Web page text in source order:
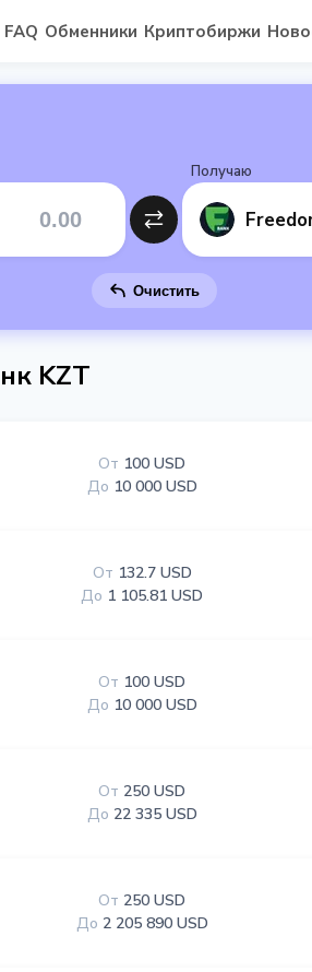
FAQ Обменники Криптобиржи
Получаю
Очистить
KZT
От 100 USD
До 10 000 USD
От 132.7 USD
До 1 105.81 USD
От 100 USD
До 10 000 USD
От 250 USD
До 22 335 USD
От 250 USD
До 2 205 890 USD